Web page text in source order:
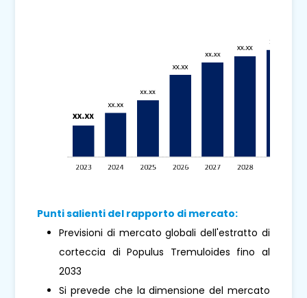
Punti salienti del rapporto di mercato:
Previsioni di mercato globali dell'estratto di
corteccia di Populus Tremuloides fino al
2033
Si prevede che la dimensione del mercato